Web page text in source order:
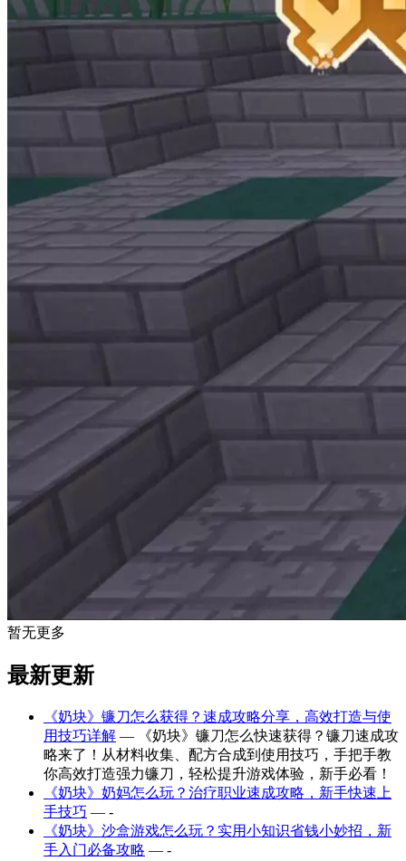
暂无更多
最新更新
《奶块》镰刀怎么获得？速成攻略分享，高效打造与使
用技巧详解 — 《奶块》镰刀怎么快速获得？镰刀速成攻
略来了！从材料收集、配方合成到使用技巧，手把手教
你高效打造强力镰刀，轻松提升游戏体验，新手必看！
《奶块》奶妈怎么玩？治疗职业速成攻略，新手快速上
手技巧 — -
《奶块》沙盒游戏怎么玩？实用小知识省钱小妙招，新
手入门必备攻略 — -